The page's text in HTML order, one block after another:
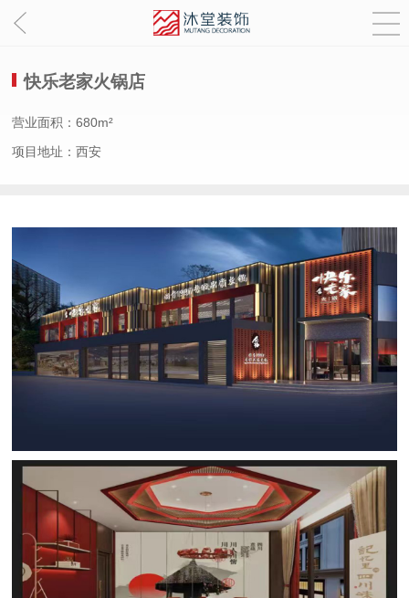
快乐老家火锅店
营业面积：680m²
项目地址：西安